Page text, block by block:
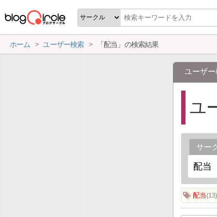
ホーム ユーザー検索 「配当」の検索結果
ユーザ
ユ
サー
配当 13